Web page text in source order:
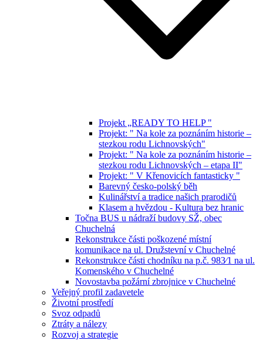
Projekt „READY TO HELP "
Projekt: " Na kole za poznáním historie –
stezkou rodu Lichnovských"
Projekt: " Na kole za poznáním historie –
stezkou rodu Lichnovských – etapa II"
Projekt: " V Křenovicích fantasticky "
Barevný česko-polský běh
Kulinářství a tradice našich prarodičů
Klasem a hvězdou - Kultura bez hranic
Točna BUS u nádraží budovy SŽ, obec
Chuchelná
Rekonstrukce části poškozené místní
komunikace na ul. Družstevní v Chuchelné
Rekonstrukce části chodníku na p.č. 983⁄1 na ul.
Komenského v Chuchelné
Novostavba požární zbrojnice v Chuchelné
Veřejný profil zadavetele
Životní prostředí
Svoz odpadů
Ztráty a nálezy
Rozvoj a strategie